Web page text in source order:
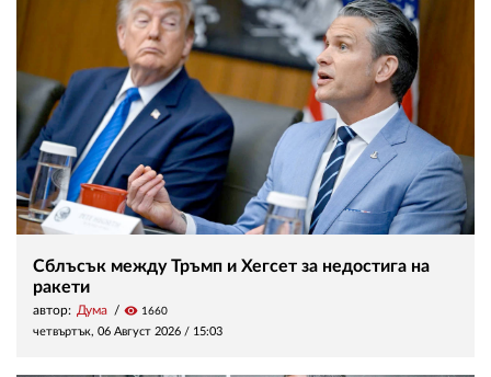
Сблъсък между Тръмп и Хегсет за недостига на
ракети
автор: Дума visibility 1660
четвъртък, 06 Август 2026 / 15:03